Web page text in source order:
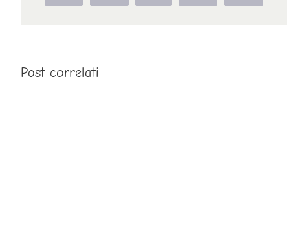
Post correlati